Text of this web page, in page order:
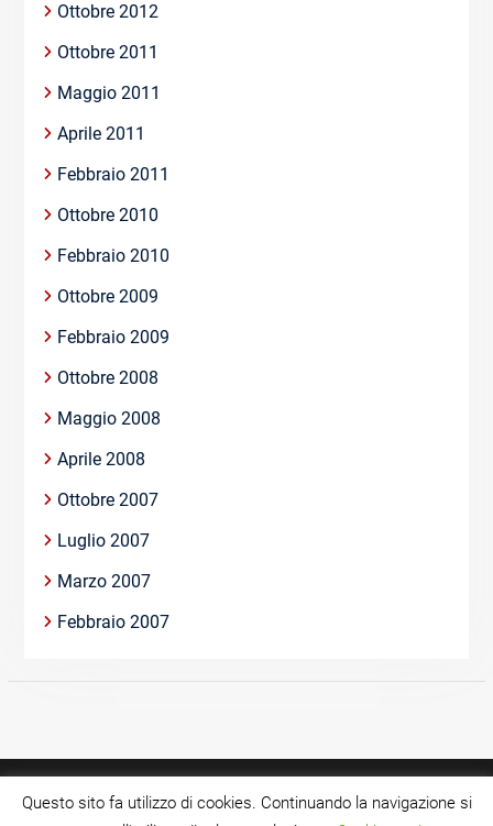
Ottobre 2012
Ottobre 2011
Maggio 2011
Aprile 2011
Febbraio 2011
Ottobre 2010
Febbraio 2010
Ottobre 2009
Febbraio 2009
Ottobre 2008
Maggio 2008
Aprile 2008
Ottobre 2007
Luglio 2007
Marzo 2007
Febbraio 2007
Questo sito fa utilizzo di cookies. Continuando la navigazione si